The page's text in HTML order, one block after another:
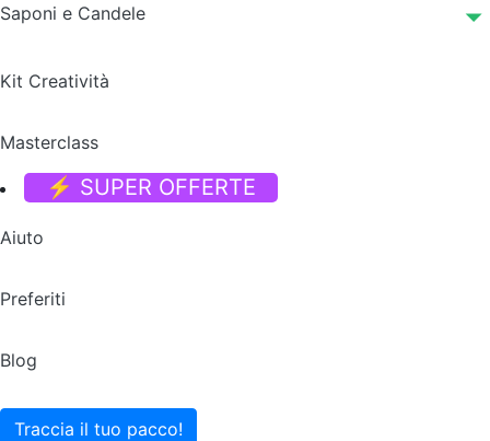
Saponi e Candele
Kit Creatività
Masterclass
⚡ SUPER OFFERTE
Aiuto
Preferiti
Blog
Traccia il tuo pacco!